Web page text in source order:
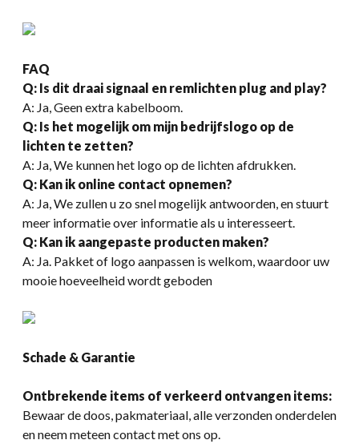
FAQ
Q: Is dit draai signaal en remlichten plug and play?
A: Ja, Geen extra kabelboom.
Q: Is het mogelijk om mijn bedrijfslogo op de
lichten te zetten?
A: Ja, We kunnen het logo op de lichten afdrukken.
Q: Kan ik online contact opnemen?
A: Ja, We zullen u zo snel mogelijk antwoorden, en stuurt
meer informatie over informatie als u interesseert.
Q: Kan ik aangepaste producten maken?
A: Ja. Pakket of logo aanpassen is welkom, waardoor uw
mooie hoeveelheid wordt geboden
Schade & Garantie
Ontbrekende items of verkeerd ontvangen items:
Bewaar de doos, pakmateriaal, alle verzonden onderdelen
en neem meteen contact met ons op.